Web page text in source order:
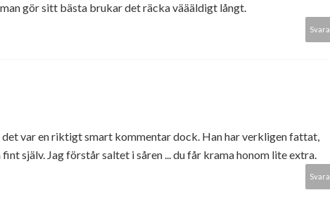
gör sitt bästa brukar det räcka väääldigt långt.
Svara
det var en riktigt smart kommentar dock. Han har verkligen fattat,
själv. Jag förstår saltet i såren ... du får krama honom lite extra.
Svara